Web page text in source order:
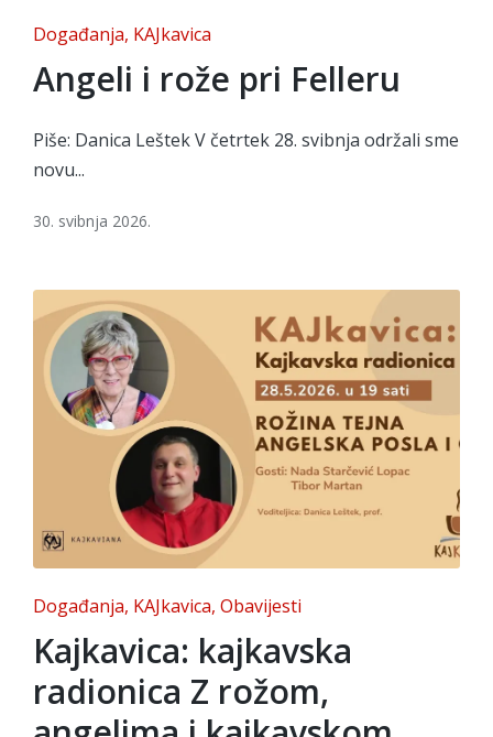
Posted
in
Događanja KAJkavica
Angeli i rože pri Felleru
Piše: Danica Leštek V četrtek 28. svibnja održali sme
novu...
30. svibnja 2026.
Posted
in
Događanja KAJkavica Obavijesti
Kajkavica: kajkavska
radionica Z rožom,